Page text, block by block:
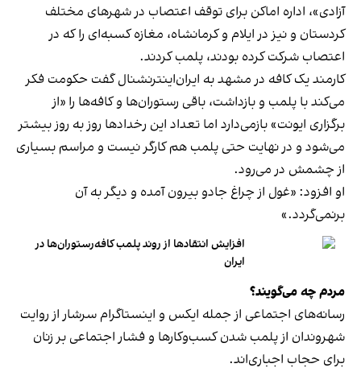
آزادی»، اداره اماکن برای توقف اعتصاب در شهرهای مختلف
کردستان و نیز در ایلام و کرمانشاه، مغازه کسبه‌ای را که در
اعتصاب شرکت کرده بودند، پلمب کردند.
کارمند یک کافه در مشهد به ایران‌اینترنشنال گفت حکومت فکر
می‌کند با پلمب و بازداشت، باقی رستوران‌ها و کافه‌ها را «از
برگزاری ایونت» بازمی‌دارد اما تعداد این رخدادها روز به روز بیشتر
می‌شود و در نهایت حتی پلمب هم کارگر نیست و مراسم بسیاری
از چشمش در می‌رود.
او افزود: «غول از چراغ جادو بیرون آمده و دیگر به آن
برنمی‎‌گردد.»
افزایش انتقادها از روند پلمب کافه‌رستوران‌ها در
ایران
مردم چه می‌گویند؟
رسانه‎‌های اجتماعی از جمله ایکس و اینستاگرام سرشار از روایت
شهروندان از پلمب شدن کسب‌وکارها و فشار اجتماعی بر زنان
برای حجاب اجباری‌اند.